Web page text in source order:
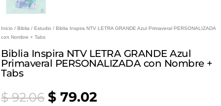
Inicio / Biblia / Estudio / Biblia Inspira NTV LETRA GRANDE Azul Primaveral PERSONALIZADA
con Nombre + Tabs
Biblia Inspira NTV LETRA GRANDE Azul
Primaveral PERSONALIZADA con Nombre +
Tabs
$92.06 Original
$ 79.02Current